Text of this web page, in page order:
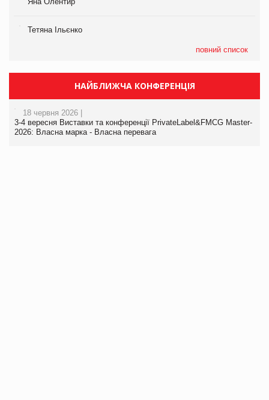
Тетяна Ільєнко
повний список
НАЙБЛИЖЧА КОНФЕРЕНЦІЯ
18 червня 2026 |
3-4 вересня Виставки та конференції PrivateLabel&FMCG Master-
2026: Власна марка - Власна перевага